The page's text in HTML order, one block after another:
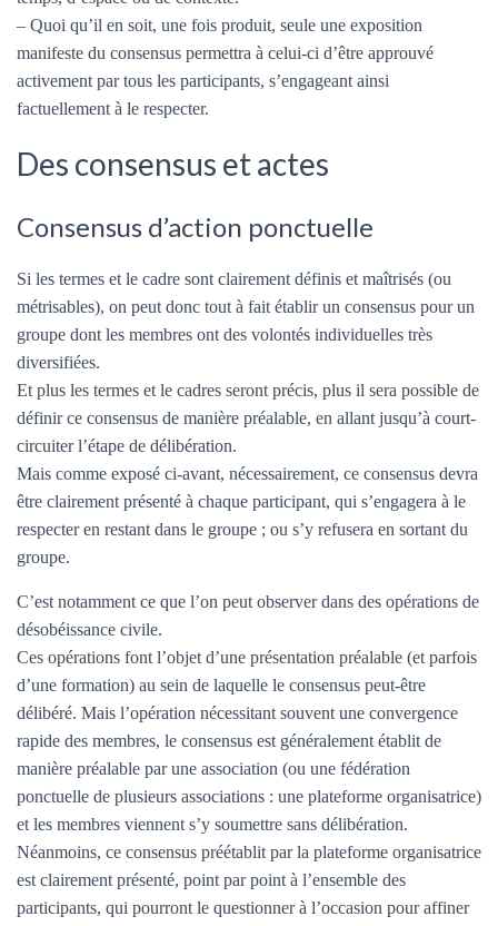
– Quoi qu’il en soit, une fois produit, seule une exposition
manifeste du consensus permettra à celui-ci d’être approuvé
activement par tous les participants, s’engageant ainsi
factuellement à le respecter.
Des consensus et actes
Consensus d’action ponctuelle
Si les termes et le cadre sont clairement définis et maîtrisés (ou
métrisables), on peut donc tout à fait établir un consensus pour un
groupe dont les membres ont des volontés individuelles très
diversifiées.
Et plus les termes et le cadres seront précis, plus il sera possible de
définir ce consensus de manière préalable, en allant jusqu’à court-
circuiter l’étape de délibération.
Mais comme exposé ci-avant, nécessairement, ce consensus devra
être clairement présenté à chaque participant, qui s’engagera à le
respecter en restant dans le groupe ; ou s’y refusera en sortant du
groupe.
C’est notamment ce que l’on peut observer dans des opérations de
désobéissance civile.
Ces opérations font l’objet d’une présentation préalable (et parfois
d’une formation) au sein de laquelle le consensus peut-être
délibéré. Mais l’opération nécessitant souvent une convergence
rapide des membres, le consensus est généralement établit de
manière préalable par une association (ou une fédération
ponctuelle de plusieurs associations : une plateforme organisatrice)
et les membres viennent s’y soumettre sans délibération.
Néanmoins, ce consensus préétablit par la plateforme organisatrice
est clairement présenté, point par point à l’ensemble des
participants, qui pourront le questionner à l’occasion pour affiner